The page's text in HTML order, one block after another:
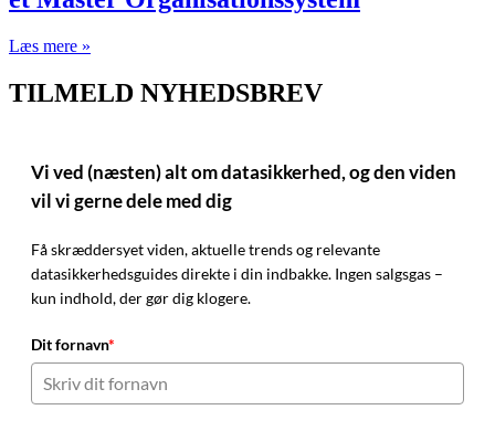
Læs mere »
TILMELD NYHEDSBREV
Vi ved (næsten) alt om datasikkerhed, og den viden
vil vi gerne dele med dig
Få skræddersyet viden, aktuelle trends og relevante
datasikkerhedsguides direkte i din indbakke. Ingen salgsgas –
kun indhold, der gør dig klogere.
Dit fornavn*